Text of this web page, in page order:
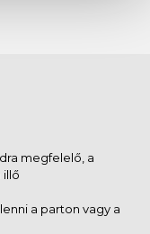
megfelelő, a
illő
a parton vagy a